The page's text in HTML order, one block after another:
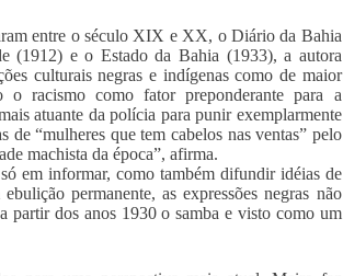
entre o século XIX e XX, o Diário da Bahia
(1912) e o Estado da Bahia (1933), a autora
culturais negras e indígenas como de maior
o racismo como fator preponderante para a
atuante da polícia para punir exemplarmente
de “mulheres que tem cabelos nas ventas” pelo
machista da época”, afirma.
em informar, como também difundir idéias de
permanente, as expressões negras não
partir dos anos 1930 o samba e visto como um